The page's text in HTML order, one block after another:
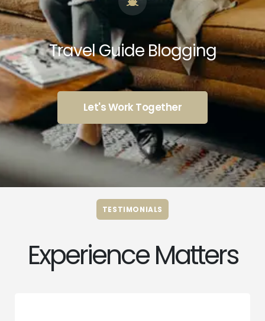
Travel Guide Blogging
Let's Work Together
TESTIMONIALS
Experience Matters